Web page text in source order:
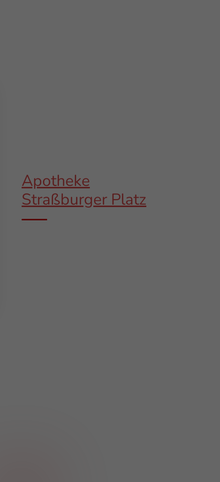
Apotheke
Straßburger Platz